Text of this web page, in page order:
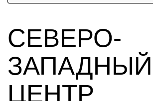
СЕВЕРО-
ЗАПАДНЫЙ
ЦЕНТР